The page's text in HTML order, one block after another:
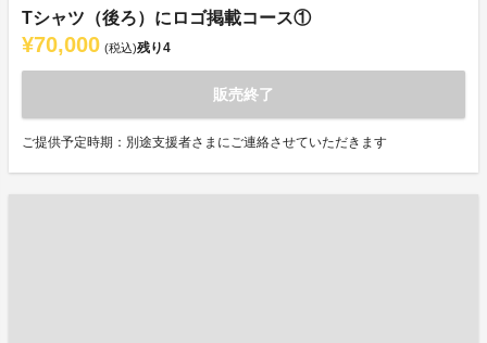
Tシャツ（後ろ）にロゴ掲載コース①
¥70,000 (税込)残り4
販売終了
ご提供予定時期：別途支援者さまにご連絡させていただきます